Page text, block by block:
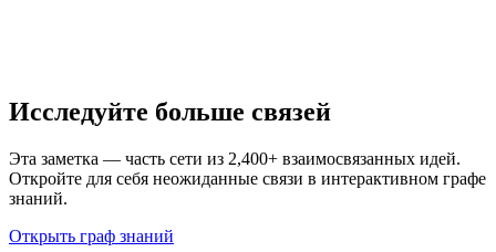
Исследуйте больше связей
Эта заметка — часть сети из 2,400+ взаимосвязанных идей.
Откройте для себя неожиданные связи в интерактивном графе
знаний.
Открыть граф знаний